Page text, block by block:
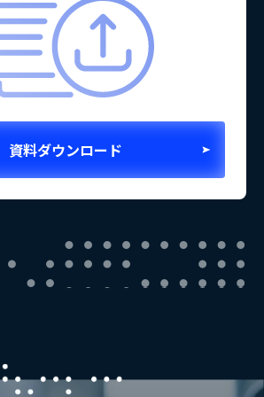
資料ダウンロード